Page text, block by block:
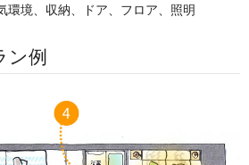
環境、収納、ドア、フロア、照明
ン例